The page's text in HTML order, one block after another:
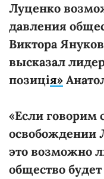
Луценко
давления
Виктора
высказал
позиція»
«Если говорим
освобождении
это возможно
общество